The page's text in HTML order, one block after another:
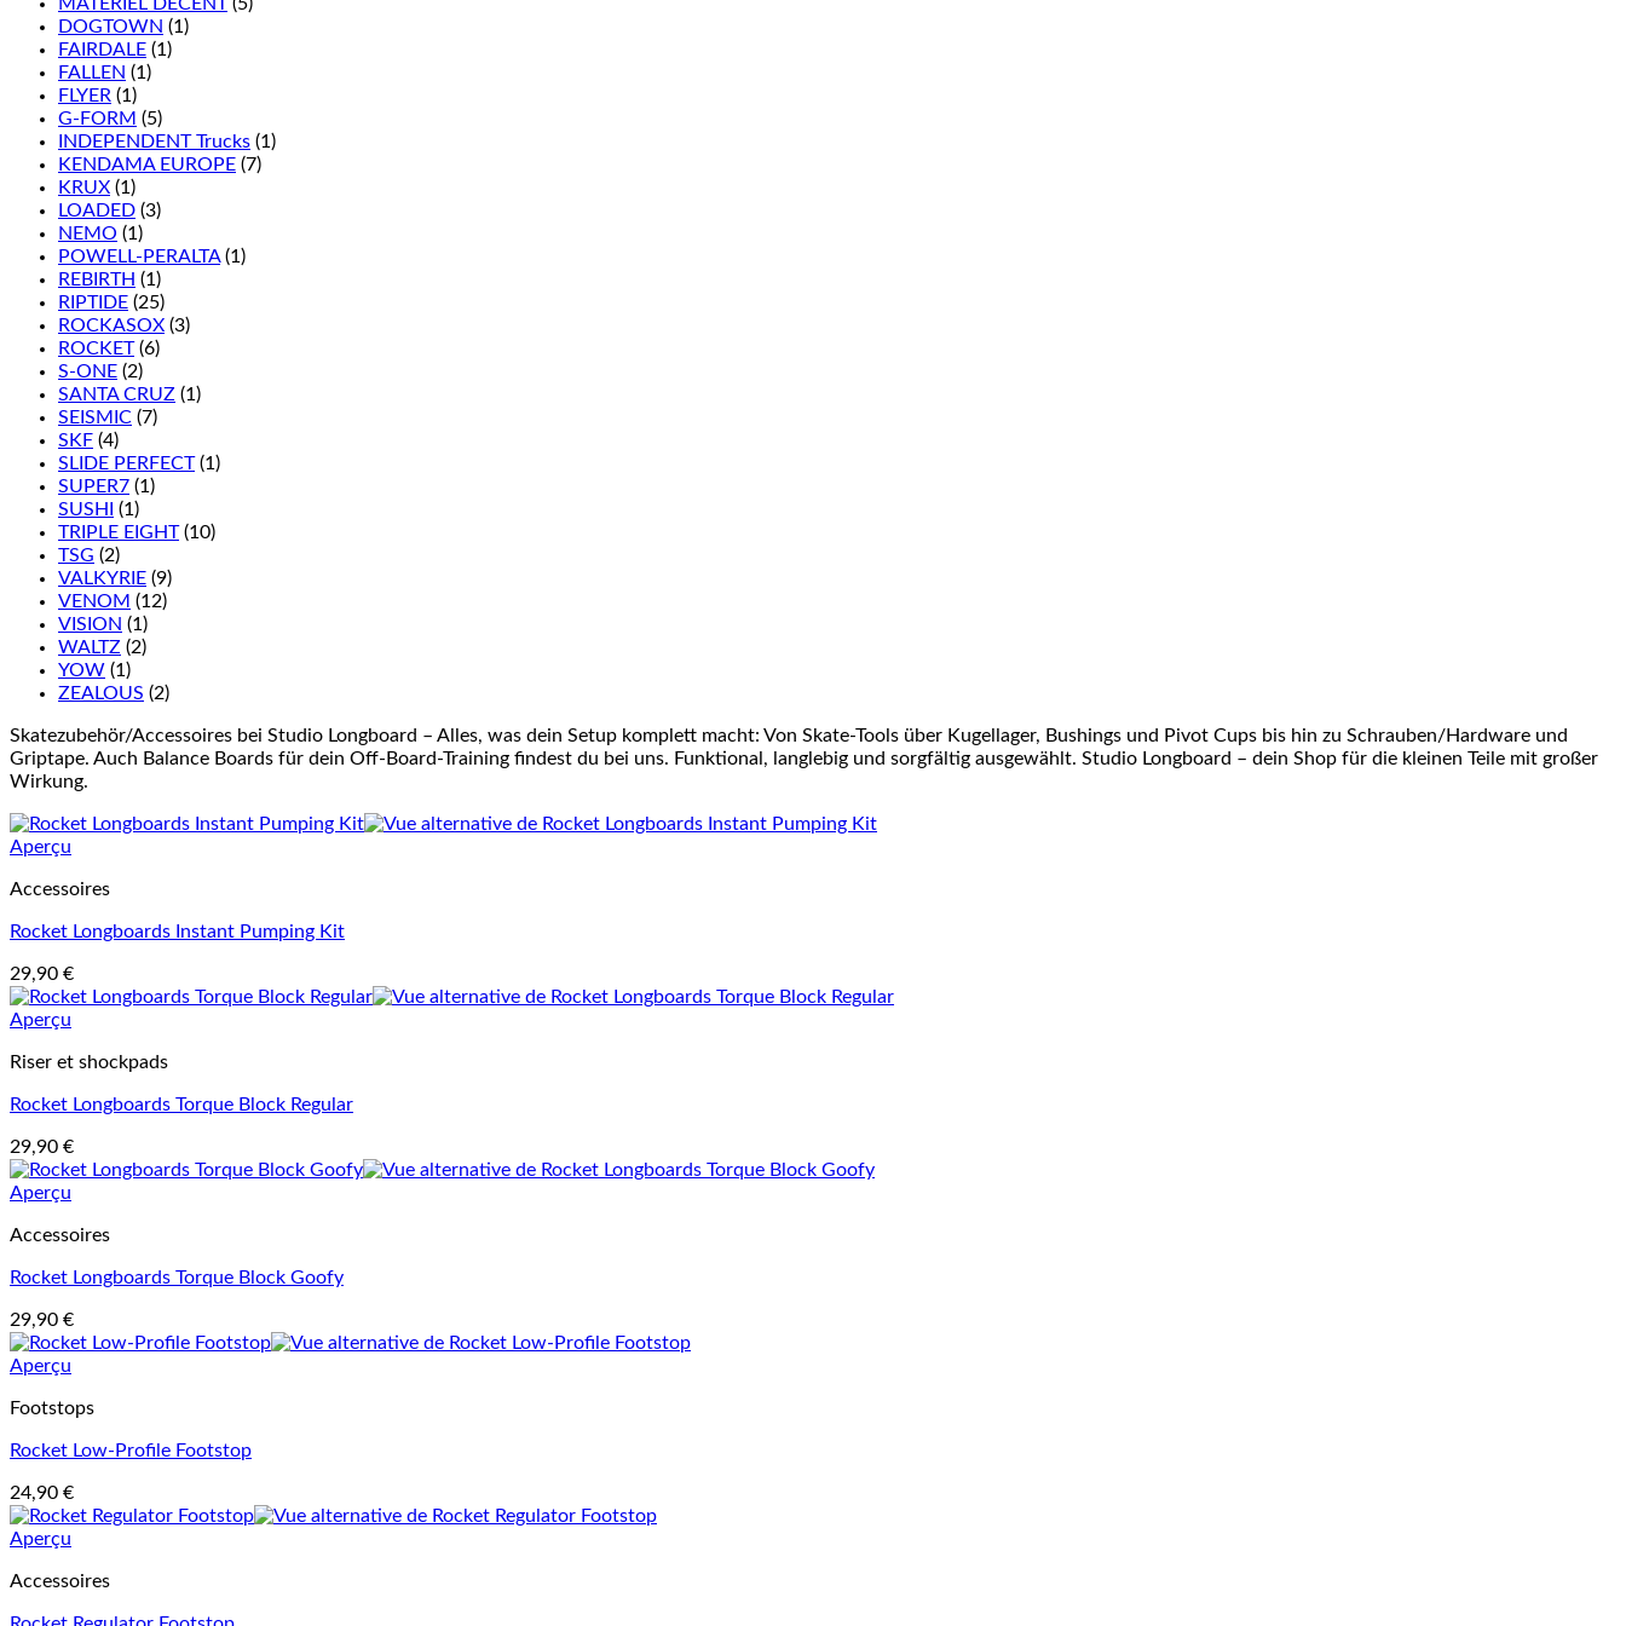
DOGTOWN (1)
FAIRDALE (1)
FALLEN (1)
FLYER (1)
G-FORM (5)
INDEPENDENT Trucks (1)
KENDAMA EUROPE (7)
KRUX (1)
LOADED (3)
NEMO (1)
POWELL-PERALTA (1)
REBIRTH (1)
RIPTIDE (25)
ROCKASOX (3)
ROCKET (6)
S-ONE (2)
SANTA CRUZ (1)
SEISMIC (7)
SKF (4)
SLIDE PERFECT (1)
SUPER7 (1)
SUSHI
(1)
TRIPLE EIGHT (10)
TSG (2)
VALKYRIE (9)
VENOM (12)
VISION (1)
WALTZ (2)
YOW (1)
ZEALOUS (2)
Skatezubehör/Accessoires bei Studio Longboard – Alles, was dein Setup komplett macht: Von Skate-Tools über Kugellager, Bushings und Pivot Cups bis hin zu Schrauben/Hardware und
Griptape. Auch Balance Boards für dein Off-Board-Training findest du bei uns. Funktional, langlebig und sorgfältig ausgewählt. Studio Longboard – dein Shop für die kleinen Teile mit großer
Wirkung.
Aperçu
Accessoires
Rocket Longboards Instant Pumping Kit
29,90 €
Aperçu
Riser et shockpads
Rocket Longboards Torque Block Regular
29,90 €
Aperçu
Accessoires
Rocket Longboards Torque Block Goofy
29,90 €
Aperçu
Footstops
Rocket Low-Profile Footstop
24,90 €
Aperçu
Accessoires